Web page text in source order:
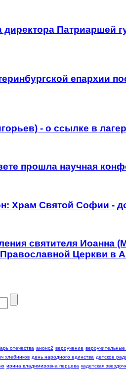
директора Патриаршей
епархии
- о ссылке в
прошла научная
Храм Святой Софии -
святителя Иоанна
Православной Церкви в
отечества анонс2 вероучение
хлебников день народного единства детское
ирина владимировна перцева кадетская